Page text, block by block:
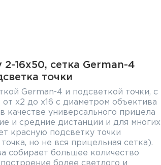
16x50, сетка German-4
точки
German-4 и подсветкой точки, с
x2 до x16 с диаметром объектива
качестве универсального прицела
и средние дистанции и для многих
красную подсветку точки
но не вся прицельная сетка).
собирает большее количество
более светлого и